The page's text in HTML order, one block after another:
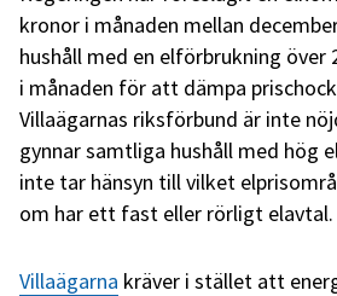
kronor i månaden mellan
hushåll med en elförbrukning
i månaden för att dämpa
Villaägarnas riksförbund är inte
gynnar samtliga hushåll med hög
inte tar hänsyn till vilket
om har ett fast eller rörligt elavtal.
Villaägarna kräver i stället att